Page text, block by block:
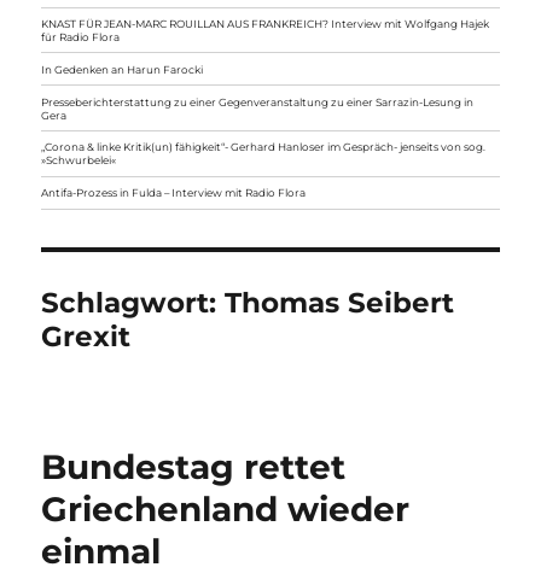
KNAST FÜR JEAN-MARC ROUILLAN AUS FRANKREICH? Interview mit Wolfgang Hajek
für Radio Flora
In Gedenken an Harun Farocki
Presseberichterstattung zu einer Gegenveranstaltung zu einer Sarrazin-Lesung in
Gera
„Corona & linke Kritik(un) fähigkeit“- Gerhard Hanloser im Gespräch- jenseits von sog.
»Schwurbelei«
Antifa-Prozess in Fulda – Interview mit Radio Flora
Schlagwort:Thomas Seibert
Grexit
Bundestag rettet
Griechenland wieder
einmal